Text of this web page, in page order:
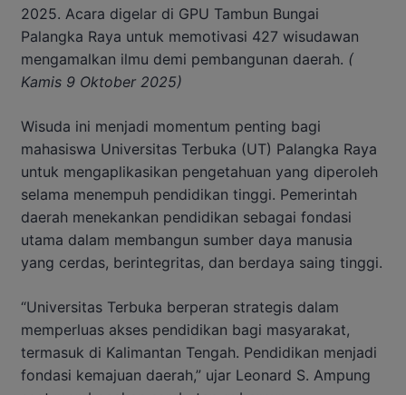
2025. Acara digelar di GPU Tambun Bungai
Palangka Raya untuk memotivasi 427 wisudawan
mengamalkan ilmu demi pembangunan daerah. (
Kamis 9 Oktober 2025)
Wisuda ini menjadi momentum penting bagi
mahasiswa Universitas Terbuka (UT) Palangka Raya
untuk mengaplikasikan pengetahuan yang diperoleh
selama menempuh pendidikan tinggi. Pemerintah
daerah menekankan pendidikan sebagai fondasi
utama dalam membangun sumber daya manusia
yang cerdas, berintegritas, dan berdaya saing tinggi.
“Universitas Terbuka berperan strategis dalam
memperluas akses pendidikan bagi masyarakat,
termasuk di Kalimantan Tengah. Pendidikan menjadi
fondasi kemajuan daerah,” ujar Leonard S. Ampung